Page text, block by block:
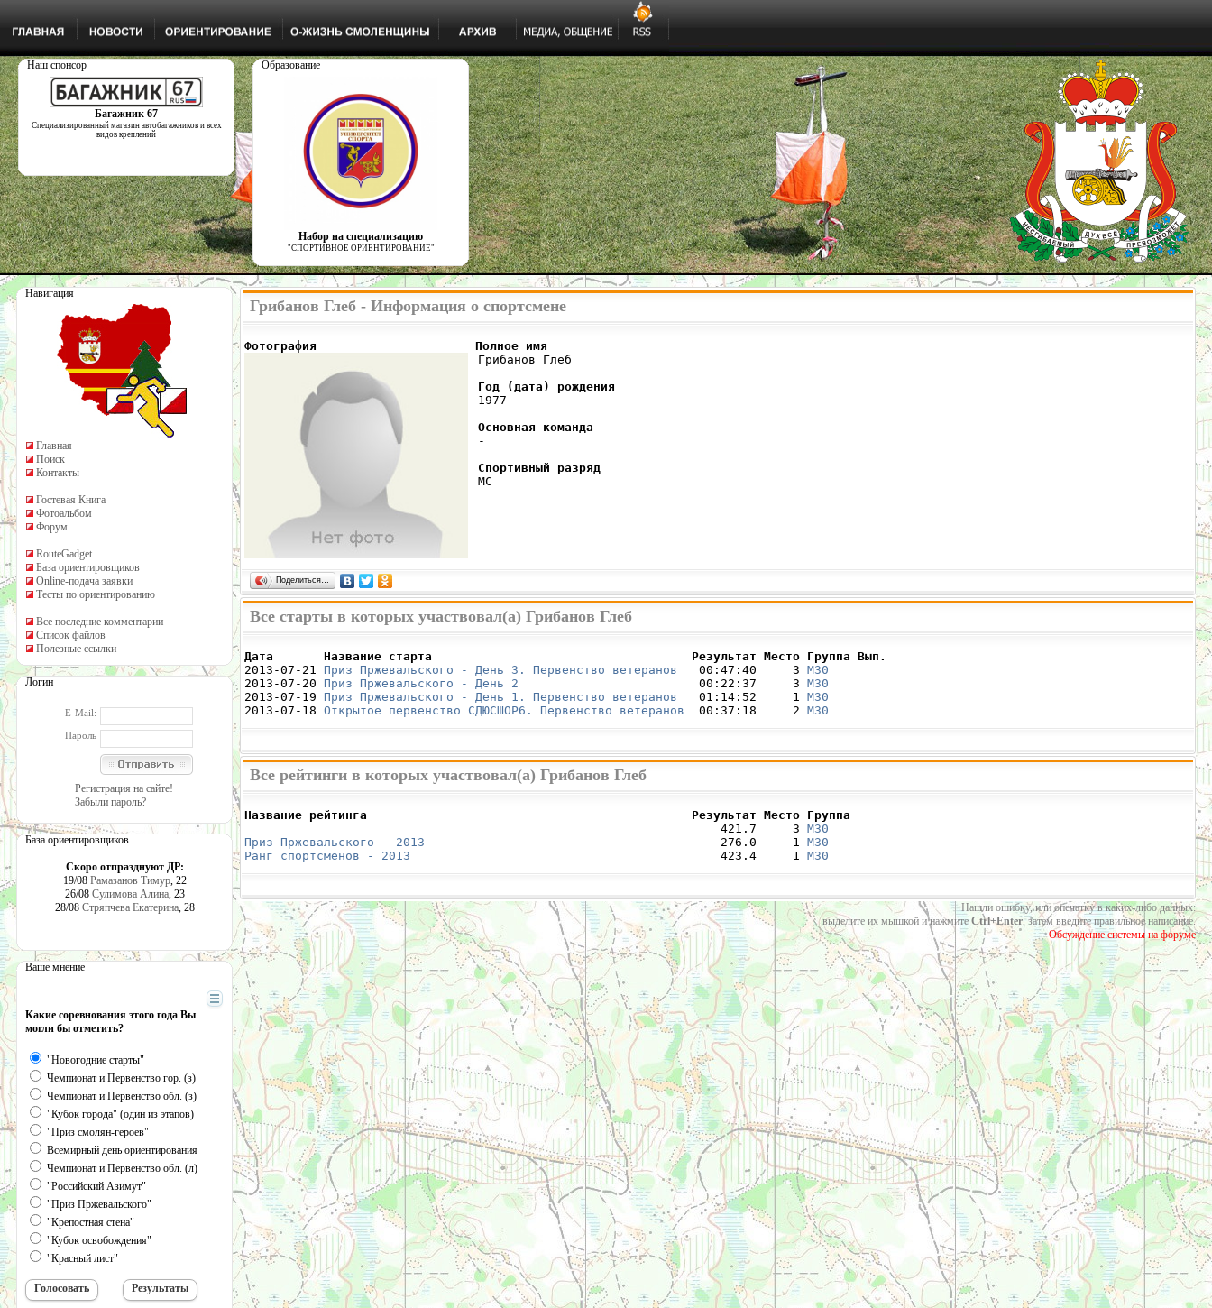
Наш спонсор
Багажник 67
Специализированный магазин автобагажников и всех
видов креплений
Образование
Набор на специализацию
"СПОРТИВНОЕ ОРИЕНТИРОВАНИЕ"
Навигация
Главная
Поиск
Контакты
Гостевая Книга
Фотоальбом
Форум
RouteGadget
База ориентировщиков
Online-подача заявки
Тесты по ориентированию
Все последние комментарии
Список файлов
Полезные ссылки
Логин
E-Mail:
Пароль
Регистрация на сайте!
Забыли пароль?
База ориентировщиков
Скоро отпразднуют ДР:
19/08 Рамазанов Тимур, 22
26/08 Сулимова Алина, 23
28/08 Стряпчева Екатерина, 28
Ваше мнение
Какие соревнования этого года Вы
могли бы отметить?
"Новогодние старты"
Чемпионат и Первенство гор. (з)
Чемпионат и Первенство обл. (з)
"Кубок города" (один из этапов)
"Приз смолян-героев"
Всемирный день ориентирования
Чемпионат и Первенство обл. (л)
"Российский Азимут"
"Приз Пржевальского"
"Крепостная стена"
"Кубок освобождения"
"Красный лист"
Грибанов Глеб - Информация о спортсмене
Фотография                      Полное имя
Грибанов Глеб
Год (дата) рождения
1977
Основная команда
-
Спортивный разряд
МС
Поделиться…
Все старты в которых участвовал(а) Грибанов Глеб
Дата       Название старта                                    Результат Место Группа Вып.
2013-07-21 Приз Пржевальского - День 3. Первенство ветеранов
   00:47:40     3
М30
2013-07-20 Приз Пржевальского - День 2
                         00:22:37     3
М30
2013-07-19 Приз Пржевальского - День 1. Первенство ветеранов
   01:14:52     1
М30
2013-07-18 Открытое первенство СДЮСШОР6. Первенство ветеранов
  00:37:18     2
М30
Все рейтинги в которых участвовал(а) Грибанов Глеб
Название рейтинга                                             Результат Место Группа
                                                                  421.7     3
М30
Приз Пржевальского - 2013
                                         276.0     1
М30
Ранг спортсменов - 2013
                                           423.4     1
М30
Нашли ошибку, или опечатку в каких-либо данных:
выделите их мышкой и нажмите Ctrl+Enter, затем введите правильное написание.
Обсуждение системы на форуме